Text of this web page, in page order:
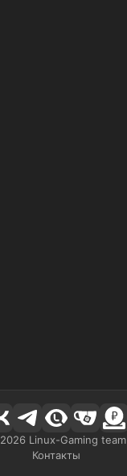
2026Linux-Gaming team
Контакты